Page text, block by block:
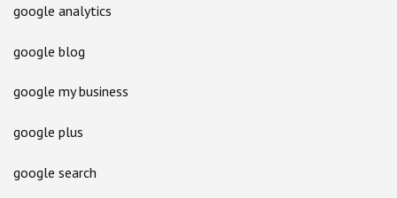
google analytics
google blog
google my business
google plus
google search